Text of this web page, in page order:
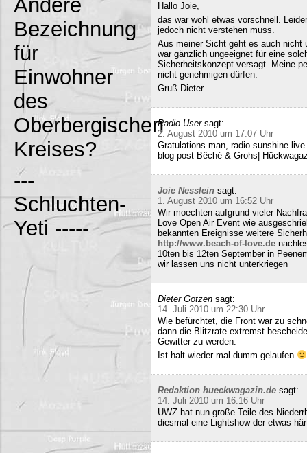
Andere
Bezeichnung
für
Einwohner
des
Oberbergischen
Kreises?
---
Schluchten-
Yeti -----
Hallo Joie,
das war wohl etwas vorschnell.
jedoch nicht verstehen muss.
Aus meiner Sicht geht es auch nicht
war gänzlich ungeeignet für eine
Sicherheitskonzept versagt. Meine
nicht genehmigen dürfen.
Gruß Dieter
Radio User sagt:
2. August 2010 um 17:07 Uhr
Gratulations man, radio sunshine
blog post Bêché & Grohs|
Joie Nesslein sagt:
1. August 2010 um 16:52 Uhr
Wir moechten aufgrund vieler
Love Open Air Event wie
bekannten Ereignisse weitere
http://www.beach-of-love.de
10ten bis 12ten September in
wir lassen uns nicht unterkriegen
Dieter Gotzen sagt:
14. Juli 2010 um 22:30 Uhr
Wie befürchtet, die Front war zu
dann die Blitzrate extremst
Gewitter zu werden.
Ist halt wieder mal dumm gelaufen
Redaktion hueckwagazin.de sagt:
14. Juli 2010 um 16:16 Uhr
UWZ hat nun große Teile des
diesmal eine Lightshow der etwas